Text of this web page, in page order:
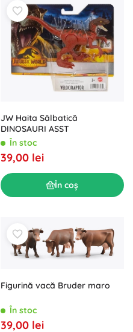
JW Haita Sălbatică
DINOSAURI ASST
În stoc
39,00 lei
În coș
Figurină vacă Bruder maro
În stoc
39,00 lei